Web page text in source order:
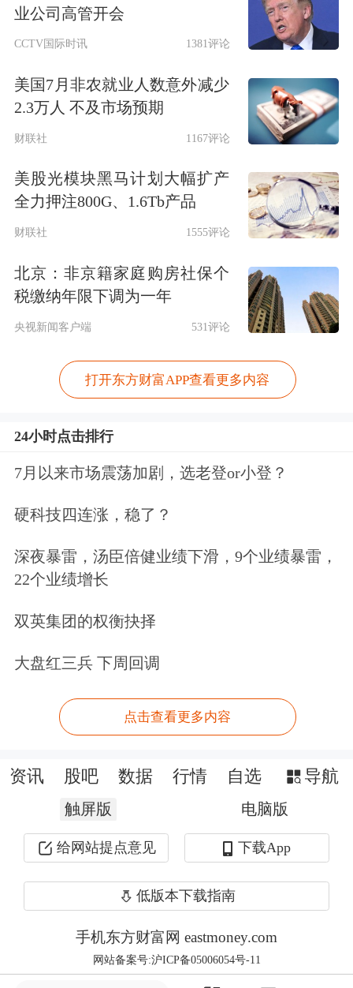
易实精密6月14日发布关于签署股权收
补链、完善产业结构的需要，公司拟通
过支付现金的方式购买通亦和精工科技
双方初步协商，收购价格不超过1.63亿
元。公告称，本次股权收购的交易价
三期款项分别为交易对价的50%、
20%、30%。
据介绍，通亦和是一家以精密模具、模
具备件及精冲件生产制造与销售的专业
制造企业，在国内精密冲压行业具备较
高的知名度，尤其在精冲模具的研发、
也是易实精密的模具供应商。本次交易
对通亦和安排了业绩承诺。通亦和业绩
承诺期为2025年至2027年，对应年份扣
除非经常性损益后归属于母公司股东的
净利润分别为2800万元、3200万元、
5月27日，青矩技术发布公告称，为提
升经营业绩、整合行业资源，其全资子
公司北京青矩工程管理技术创新投资有
限公司与北京求实工程管理有限公司股
东高其琳签署了股权转让意向书，计划
以现金方式收购高其琳持有的北京求实
45.12%股份，预计转让对价为2250万
元。公告显示，转让对价拟采取现金形
业公司高管开会
CCTV国际时讯 1381评论
美国7月非农就业人数意外减少
2.3万人 不及市场预期
财联社 1167评论
美股光模块黑马计划大幅扩产
全力押注800G、1.6Tb产品
财联社 1555评论
北京：非京籍家庭购房社保个
税缴纳年限下调为一年
央视新闻客户端 531评论
打开东方财富APP查看更多内容
24小时点击排行
7月以来市场震荡加剧，选老登or小登？
硬科技四连涨，稳了？
深夜暴雷，汤臣倍健业绩下滑，9个业绩暴雷，
22个业绩增长
双英集团的权衡抉择
大盘红三兵 下周回调
点击查看更多内容
资讯 股吧 数据 行情 自选 导航
触屏版 电脑版
给网站提点意见 下载App
低版本下载指南
手机东方财富网 eastmoney.com
网站备案号:沪ICP备05006054号-11